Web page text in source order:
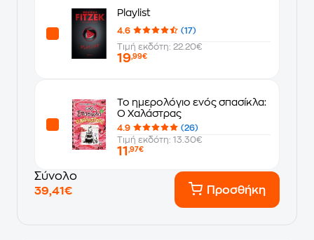
Playlist
4.6
(17)
Τιμή εκδότη: 22.20€
19,99€
Το ημερολόγιο ενός σπασίκλα:
Ο Χαλάστρας
4.9
(26)
Τιμή εκδότη: 13.30€
11 ,97€
Σύνολο
39,41€
Προσθήκη